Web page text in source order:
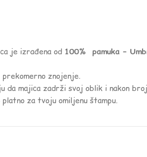
je izrađena od 100% pamuka –
znojenje.
da majica zadrži svoj oblik i nakon
za tvoju omiljenu štampu.